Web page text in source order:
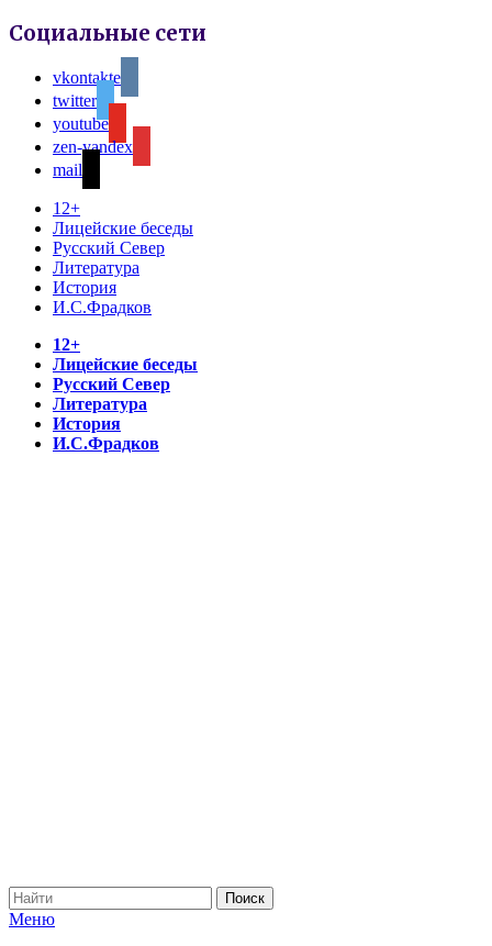
Социальные сети
vkontakte
twitter
youtube
zen-yandex
mail
12+
Лицейские беседы
Русский Север
Литература
История
И.С.Фрадков
12+
Лицейские беседы
Русский Север
Литература
История
И.С.Фрадков
Меню